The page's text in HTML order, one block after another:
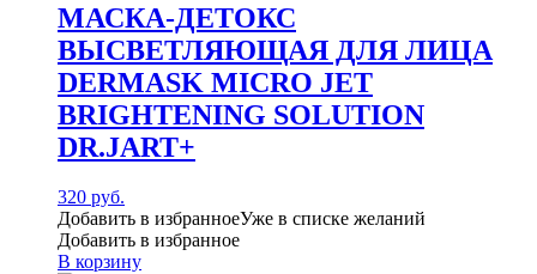
МАСКА-ДЕТОКС
ВЫСВЕТЛЯЮЩАЯ ДЛЯ ЛИЦА
DERMASK MICRO JET
BRIGHTENING SOLUTION
DR.JART+
320 руб.
Добавить в избранноеУже в списке желаний
Добавить в избранное
В корзину